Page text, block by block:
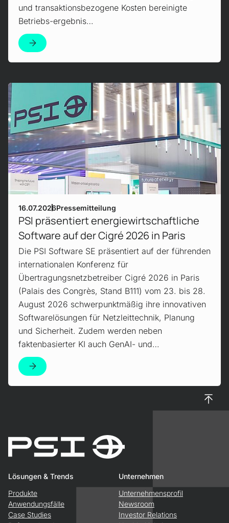
und transaktionsbezogene Kosten bereinigte
Betriebs-ergebnis…
16.07.2026Pressemitteilung
PSI präsentiert energiewirtschaftliche
Software auf der Cigré 2026 in Paris
Die PSI Software SE präsentiert auf der führenden
internationalen Konferenz für
Übertragungsnetzbetreiber Cigré 2026 in Paris
(Palais des Congrès, Stand B111) vom 23. bis 28.
August 2026 schwerpunktmäßig ihre innovativen
Softwarelösungen für Netzleittechnik, Planung
und Sicherheit. Zudem werden neben
faktenbasierter KI auch GenAI- und…
Lösungen & Trends
Produkte
Anwendungsfälle
Case Studies
Unternehmen
Unternehmensprofil
Newsroom
Investor Relations
Nach